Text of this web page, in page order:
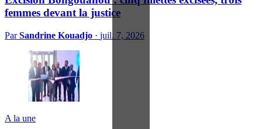
femmes devant la justice
ParSandrine Kouadjo · juil. 7, 2026
A la une